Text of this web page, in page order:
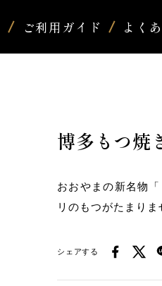
ご利用ガイド よく
博多もつ焼
おおやまの新名物
リのもつがたまりま
シェアする